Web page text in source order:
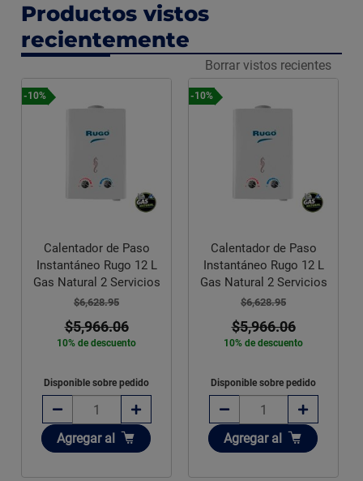
Productos vistos
recientemente
Borrar vistos recientes
-10%
Calentador de Paso
Instantáneo Rugo 12 L
Gas Natural 2 Servicios
$6,628.95
$5,966.06
10% de descuento
Disponible sobre pedido
Añadir
Agregar al
-10%
Calentador de Paso
Instantáneo Rugo 12 L
Gas Natural 2 Servicios
$6,628.95
$5,966.06
10% de descuento
Disponible sobre pedido
Añadir
Agregar al